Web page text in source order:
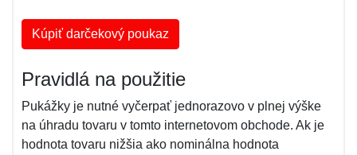
Kúpiť darčekový poukaz
Pravidlá na použitie
Pukážky je nutné vyčerpať jednorazovo v plnej výške
na úhradu tovaru v tomto internetovom obchode. Ak je
hodnota tovaru nižšia ako nominálna hodnota